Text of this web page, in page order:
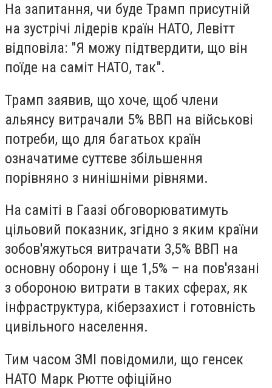
На запитання, чи буде Трамп присутній
на зустрічі лідерів країн НАТО, Левітт
відповіла: "Я можу підтвердити, що він
поїде на саміт НАТО, так".
Трамп заявив, що хоче, щоб члени
альянсу витрачали 5% ВВП на військові
потреби, що для багатьох країн
означатиме суттєве збільшення
порівняно з нинішніми рівнями.
На саміті в Гаазі обговорюватимуть
цільовий показник, згідно з яким країни
зобов'яжуться витрачати 3,5% ВВП на
основну оборону і ще 1,5% – на пов'язані
з обороною витрати в таких сферах, як
інфраструктура, кіберзахист і готовність
цивільного населення.
Тим часом ЗМІ повідомили, що генсек
НАТО Марк Рютте офіційно